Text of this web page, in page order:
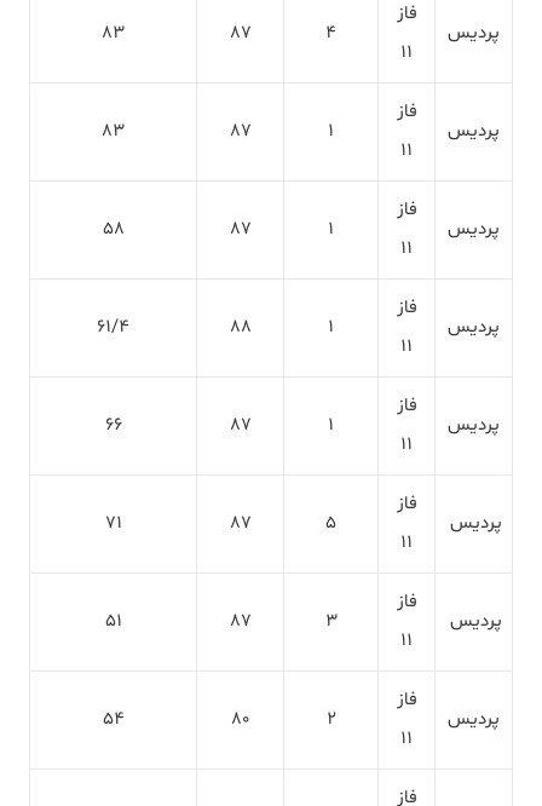
پردیس
فاز
11
4
87
83
پردیس
فاز
11
1
87
83
پردیس
فاز
11
1
87
58
پردیس
فاز
11
1
88
61/4
پردیس
فاز
11
1
87
66
پردیس
فاز
11
5
87
71
پردیس
فاز
11
3
87
51
پردیس
فاز
11
2
80
54
فاز